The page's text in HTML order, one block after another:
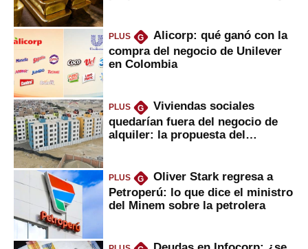
PLUS G
Alicorp: qué ganó con la
compra del negocio de Unilever
en Colombia
PLUS G
Viviendas sociales
quedarían fuera del negocio de
alquiler: la propuesta del
PLUS G
Oliver Stark regresa a
Petroperú: lo que dice el ministro
del Minem sobre la petrolera